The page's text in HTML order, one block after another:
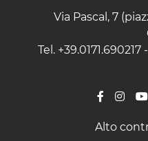
Via Pascal, 7
Tel. +39.0171.690217
Alto